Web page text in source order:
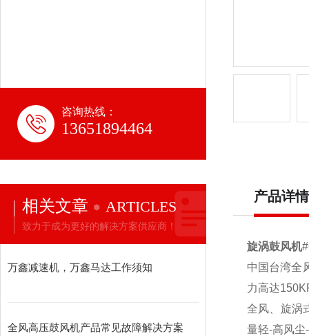
咨询热线：
13651894464
相关文章 ARTICLES
致力于成为更好的解决方案供应商！
万鑫减速机，万鑫马达工作须知
全风高压鼓风机产品常见故障解决方案
产品详情
旋涡鼓风机
中国台湾全
力高达
全风、旋涡
量轻-高风尘